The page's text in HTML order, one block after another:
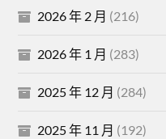
2026 年 2 月 (216)
2026 年 1 月 (283)
2025 年 12 月 (284)
2025 年 11 月 (192)